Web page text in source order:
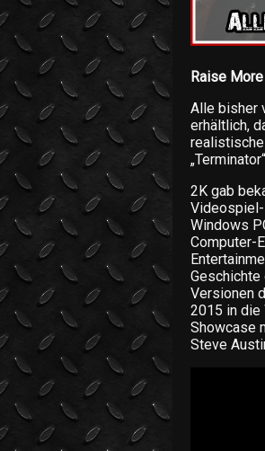
Raise
Alle bisher
erhältlich,
2K gab
Videospiel-
Windows
Computer-
Versionen
2015 in die
Showcase
Steve